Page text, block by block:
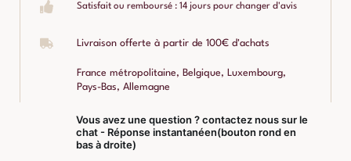
Satisfait ou remboursé : 14 jours pour changer d'avis
Livraison offerte à partir de 100€ d'achats
France métropolitaine, Belgique, Luxembourg,
Pays-Bas, Allemagne
Vous avez une question ? contactez nous sur le
chat - Réponse instantanéen(bouton rond en
bas à droite)